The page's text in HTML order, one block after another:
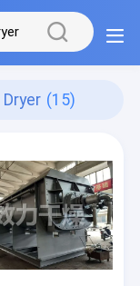
(15)